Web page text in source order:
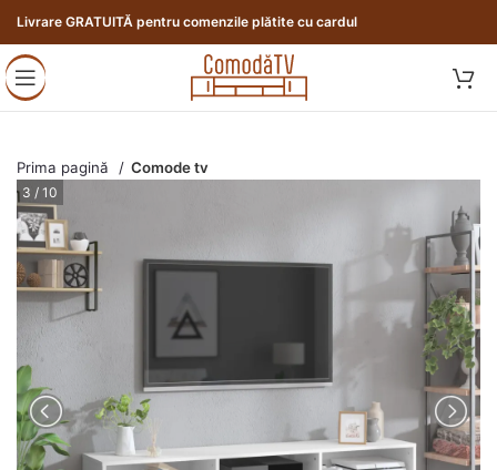
Livrare GRATUITĂ pentru comenzile plătite cu cardul
Prima pagină Comode tv
3 / 10